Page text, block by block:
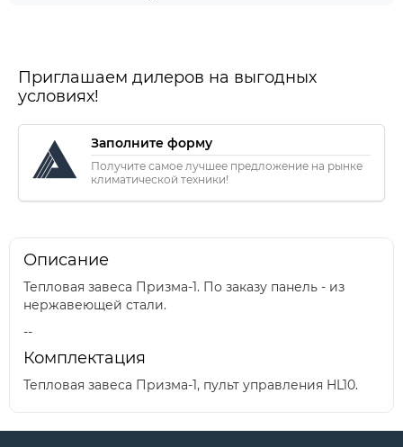
Приглашаем дилеров на выгодных
условиях!
Заполните форму
Получите самое лучшее предложение на рынке
климатической техники!
Описание
Тепловая завеса Призма-1. По заказу панель - из
нержавеющей стали.
--
Комплектация
Тепловая завеса Призма-1, пульт управления HL10.